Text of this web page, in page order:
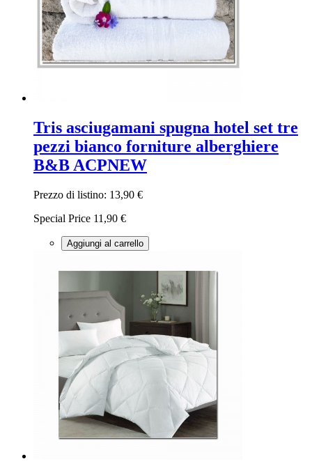
Tris asciugamani spugna hotel set tre
pezzi bianco forniture alberghiere
B&B ACPNEW
Prezzo di listino: 13,90 €
Special Price 11,90 €
Aggiungi al carrello